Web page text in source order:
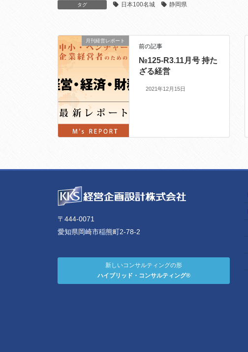
タグ 日本100名城 静岡県
月刊経営レポート
前の記事
№125-R3.11月号 持た
ざる経営
2021年12月15日
〒444-0071
愛知県岡崎市稲熊町2-78-2
新しいコンサルティングの形
ハイブリッド・コンサルティング®